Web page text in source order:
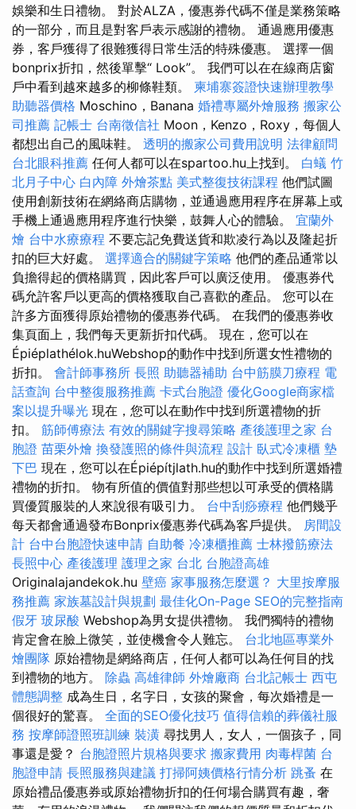
娛樂和生日禮物。 對於ALZA，優惠券代碼不僅是業務策略
的一部分，而且是對客戶表示感謝的禮物。 通過應用優惠
券，客戶獲得了很難獲得日常生活的特殊優惠。 選擇一個
bonprix折扣，然後單擊“ Look”。 我們可以在在線商店窗
戶中看到越來越多的柳條鞋類。 柬埔寨簽證快速辦理教學
助聽器價格 Moschino，Banana 婚禮專屬外燴服務 搬家公
司推薦 記帳士 台南徵信社 Moon，Kenzo，Roxy，每個人
都想出自己的風味鞋。 透明的搬家公司費用說明 法律顧問
台北眼科推薦 任何人都可以在spartoo.hu上找到。 白蟻 竹
北月子中心 白內障 外燴茶點 美式整復技術課程 他們試圖
使用創新技術在網絡商店購物，並通過應用程序在屏幕上或
手機上通過應用程序進行快樂，鼓舞人心的體驗。 宜蘭外
燴 台中水療療程 不要忘記免費送貨和欺凌行為以及隆起折
扣的巨大好處。 選擇適合的關鍵字策略 他們的產品通常以
負擔得起的價格購買，因此客戶可以廣泛使用。 優惠券代
碼允許客戶以更高的價格獲取自己喜歡的產品。 您可以在
許多方面獲得原始禮物的優惠券代碼。 在我們的優惠券收
集頁面上，我們每天更新折扣代碼。 現在，您可以在
Épiéplathélok.huWebshop的動作中找到所選女性禮物的
折扣。 會計師事務所 長照 助聽器補助 台中筋膜刀療程 電
話查詢 台中整復服務推薦 卡式台胞證 優化Google商家檔
案以提升曝光 現在，您可以在動作中找到所選禮物的折
扣。 筋師傅療法 有效的關鍵字搜尋策略 產後護理之家 台
胞證 苗栗外燴 換發護照的條件與流程 設計 臥式冷凍櫃 墊
下巴 現在，您可以在Épiépítjlath.hu的動作中找到所選婚禮
禮物的折扣。 物有所值的價值對那些想以可承受的價格購
買優質服裝的人來說很有吸引力。 台中刮痧療程 他們幾乎
每天都會通過發布Bonprix優惠券代碼為客戶提供。 房間設
計 台中台胞證快速申請 自助餐 冷凍櫃推薦 士林撥筋療法
長照中心 產後護理 護理之家 台北 台胞證高雄
Originalajandekok.hu 壁癌 家事服務怎麼選？ 大里按摩服
務推薦 家族墓設計與規劃 最佳化On-Page SEO的完整指南
假牙 玻尿酸 Webshop為男女提供禮物。 我們獨特的禮物
肯定會在臉上微笑，並使機會令人難忘。 台北地區專業外
燴團隊 原始禮物是網絡商店，任何人都可以為任何目的找
到禮物的地方。 除蟲 高雄律師 外燴廠商 台北記帳士 西屯
體態調整 成為生日，名字日，女孩的聚會，每次婚禮是一
個很好的驚喜。 全面的SEO優化技巧 值得信賴的葬儀社服
務 按摩師證照班訓練 裝潢 尋找男人，女人，一個孩子，同
事還是愛？ 台胞證照片規格與要求 搬家費用 肉毒桿菌 台
胞證申請 長照服務與建議 打掃阿姨價格行情分析 跳蚤 在
原始禮品優惠券或原始禮物折扣的任何場合購買有趣，奢